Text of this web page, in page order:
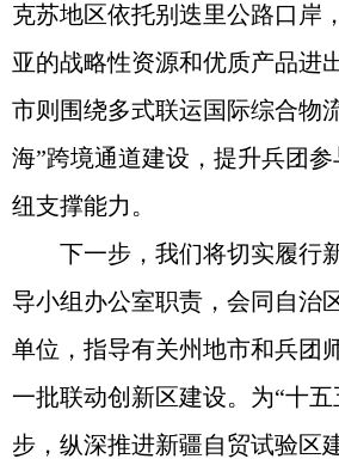
克苏地区依托别迭里公路口岸
亚的战略性资源和优质产品进
市则围绕多式联运国际综合物
海”跨境通道建设，提升兵团
纽支撑能力。
下一步，我们将切实履行
导小组办公室职责，会同自治
单位，指导有关州地市和兵团
一批联动创新区建设。为“十
步，纵深推进新疆自贸试验区